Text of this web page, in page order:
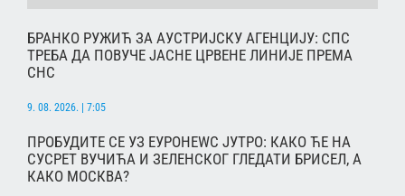
БРАНКО РУЖИЋ ЗА АУСТРИЈСКУ АГЕНЦИЈУ: СПС
ТРЕБА ДА ПОВУЧЕ ЈАСНЕ ЦРВЕНЕ ЛИНИЈЕ ПРЕМА
СНС
9. 08. 2026. | 7:05
ПРОБУДИТЕ СЕ УЗ ЕУРОНЕWС ЈУТРО: КАКО ЋЕ НА
СУСРЕТ ВУЧИЋА И ЗЕЛЕНСКОГ ГЛЕДАТИ БРИСЕЛ, А
КАКО МОСКВА?